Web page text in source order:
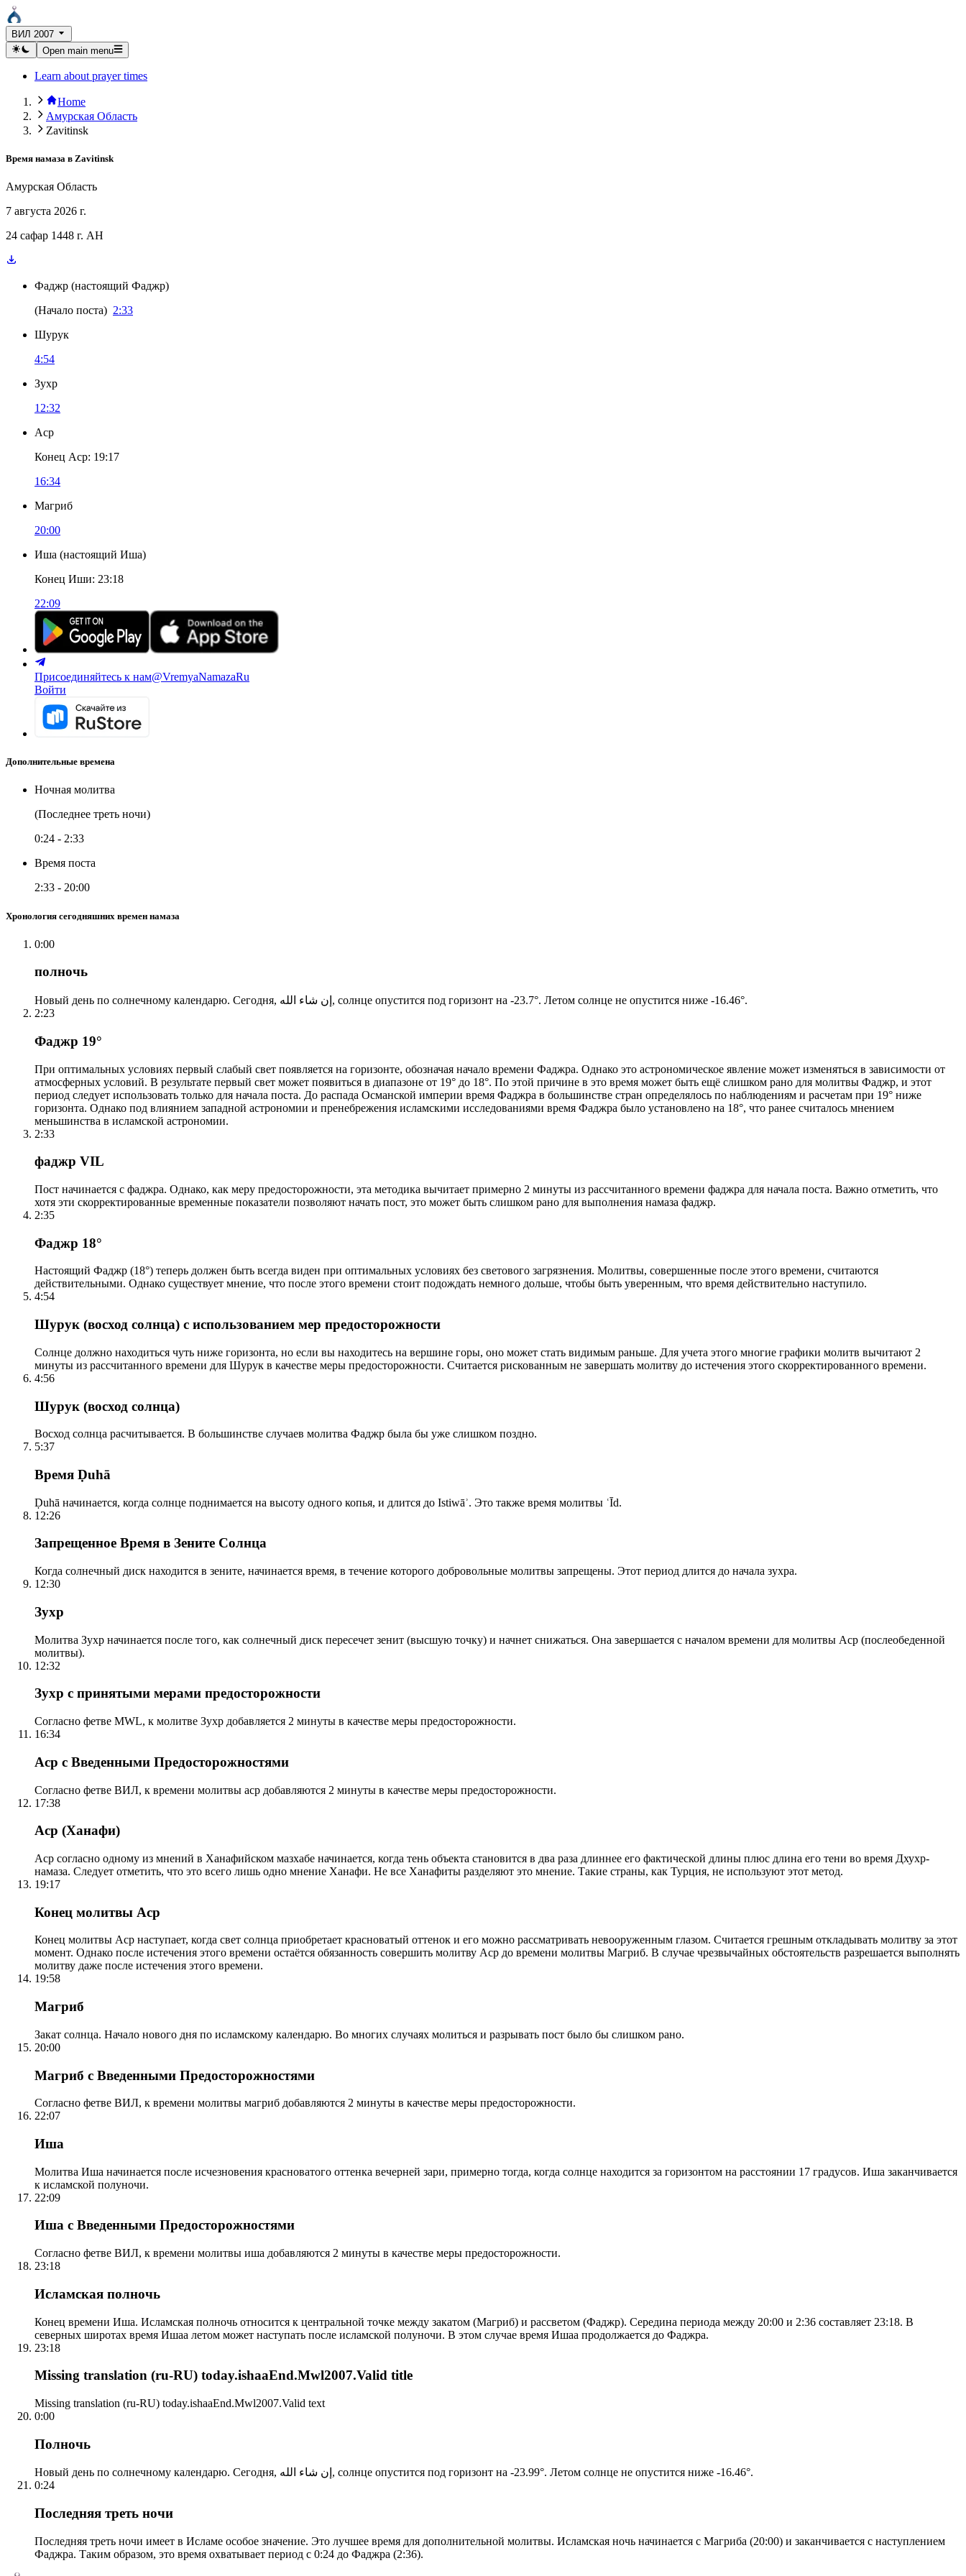
ВИЛ 2007
Open main menu
Learn about prayer times
Home
Амурская Область
Zavitinsk
Время намаза в Zavitinsk
Амурская Область
7 августа 2026 г.
24 сафар 1448 г. AH
Фаджр (настоящий Фаджр)
(Начало поста) 2:33
Шурук
4:54
Зухр
12:32
Аср
Конец Аср: 19:17
16:34
Магриб
20:00
Иша (настоящий Иша)
Конец Иши: 23:18
22:09
Присоединяйтесь к нам@VremyaNamazaRu
Войти
Дополнительные времена
Ночная молитва
(Последнее треть ночи)
0:24 - 2:33
Время поста
2:33 - 20:00
Хронология сегодняшних времен намаза
0:00
полночь
Новый день по солнечному календарю. Сегодня, إن شاء الله, солнце опустится под горизонт на -23.7°. Летом солнце не опустится ниже -16.46°.
2:23
Фаджр 19°
При оптимальных условиях первый слабый свет появляется на горизонте, обозначая начало времени Фаджра. Однако это астрономическое явление может изменяться в зависимости от
атмосферных условий. В результате первый свет может появиться в диапазоне от 19° до 18°. По этой причине в это время может быть ещё слишком рано для молитвы Фаджр, и этот
период следует использовать только для начала поста. До распада Османской империи время Фаджра в большинстве стран определялось по наблюдениям и расчетам при 19° ниже
горизонта. Однако под влиянием западной астрономии и пренебрежения исламскими исследованиями время Фаджра было установлено на 18°, что ранее считалось мнением
меньшинства в исламской астрономии.
2:33
фаджр VIL
Пост начинается с фаджра. Однако, как меру предосторожности, эта методика вычитает примерно 2 минуты из рассчитанного времени фаджра для начала поста. Важно отметить, что
хотя эти скорректированные временные показатели позволяют начать пост, это может быть слишком рано для выполнения намаза фаджр.
2:35
Фаджр 18°
Настоящий Фаджр (18°) теперь должен быть всегда виден при оптимальных условиях без светового загрязнения. Молитвы, совершенные после этого времени, считаются
действительными. Однако существует мнение, что после этого времени стоит подождать немного дольше, чтобы быть уверенным, что время действительно наступило.
4:54
Шурук (восход солнца) с использованием мер предосторожности
Солнце должно находиться чуть ниже горизонта, но если вы находитесь на вершине горы, оно может стать видимым раньше. Для учета этого многие графики молитв вычитают 2
минуты из рассчитанного времени для Шурук в качестве меры предосторожности. Считается рискованным не завершать молитву до истечения этого скорректированного времени.
4:56
Шурук (восход солнца)
Восход солнца расчитывается. В большинстве случаев молитва Фаджр была бы уже слишком поздно.
5:37
Время Ḍuhā
Ḍuhā начинается, когда солнце поднимается на высоту одного копья, и длится до Istiwāʾ. Это также время молитвы ʿĪd.
12:26
Запрещенное Время в Зените Солнца
Когда солнечный диск находится в зените, начинается время, в течение которого добровольные молитвы запрещены. Этот период длится до начала зухра.
12:30
Зухр
Молитва Зухр начинается после того, как солнечный диск пересечет зенит (высшую точку) и начнет снижаться. Она завершается с началом времени для молитвы Аср (послеобеденной
молитвы).
12:32
Зухр с принятыми мерами предосторожности
Согласно фетве MWL, к молитве Зухр добавляется 2 минуты в качестве меры предосторожности.
16:34
Аср с Введенными Предосторожностями
Согласно фетве ВИЛ, к времени молитвы аср добавляются 2 минуты в качестве меры предосторожности.
17:38
Аср (Ханафи)
Аср согласно одному из мнений в Ханафийском мазхабе начинается, когда тень объекта становится в два раза длиннее его фактической длины плюс длина его тени во время Дхухр-
намаза. Следует отметить, что это всего лишь одно мнение Ханафи. Не все Ханафиты разделяют это мнение. Такие страны, как Турция, не используют этот метод.
19:17
Конец молитвы Аср
Конец молитвы Аср наступает, когда свет солнца приобретает красноватый оттенок и его можно рассматривать невооруженным глазом. Считается грешным откладывать молитву за этот
момент. Однако после истечения этого времени остаётся обязанность совершить молитву Аср до времени молитвы Магриб. В случае чрезвычайных обстоятельств разрешается выполнять
молитву даже после истечения этого времени.
19:58
Магриб
Закат солнца. Начало нового дня по исламскому календарю. Во многих случаях молиться и разрывать пост было бы слишком рано.
20:00
Магриб с Введенными Предосторожностями
Согласно фетве ВИЛ, к времени молитвы магриб добавляются 2 минуты в качестве меры предосторожности.
22:07
Иша
Молитва Иша начинается после исчезновения красноватого оттенка вечерней зари, примерно тогда, когда солнце находится за горизонтом на расстоянии 17 градусов. Иша заканчивается
к исламской полуночи.
22:09
Иша с Введенными Предосторожностями
Согласно фетве ВИЛ, к времени молитвы иша добавляются 2 минуты в качестве меры предосторожности.
23:18
Исламская полночь
Конец времени Иша. Исламская полночь относится к центральной точке между закатом (Магриб) и рассветом (Фаджр). Середина периода между 20:00 и 2:36 составляет 23:18. В
северных широтах время Ишаа летом может наступать после исламской полуночи. В этом случае время Ишаа продолжается до Фаджра.
23:18
Missing translation (ru-RU) today.ishaaEnd.Mwl2007.Valid title
Missing translation (ru-RU) today.ishaaEnd.Mwl2007.Valid text
0:00
Полночь
Новый день по солнечному календарю. Сегодня, إن شاء الله, солнце опустится под горизонт на -23.99°. Летом солнце не опустится ниже -16.46°.
0:24
Последняя треть ночи
Последняя треть ночи имеет в Исламе особое значение. Это лучшее время для дополнительной молитвы. Исламская ночь начинается с Магриба (20:00) и заканчивается с наступлением
Фаджра. Таким образом, это время охватывает период с 0:24 до Фаджра (2:36).